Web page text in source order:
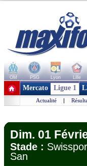
OM PSG Lyon Lille
+ de clubs
Mercato Ligue 1
Actualité |
Dim. 01
Stade :
San